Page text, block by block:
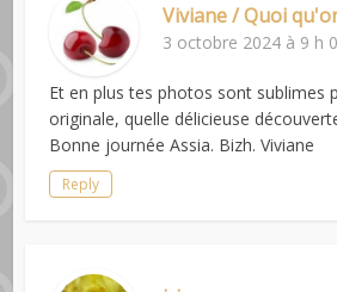
Viviane / Quoi
3 octobre 2024 à 9 h
Et en plus tes photos sont sublimes
originale, quelle délicieuse
Bonne journée Assia. Bizh. Viviane
Reply